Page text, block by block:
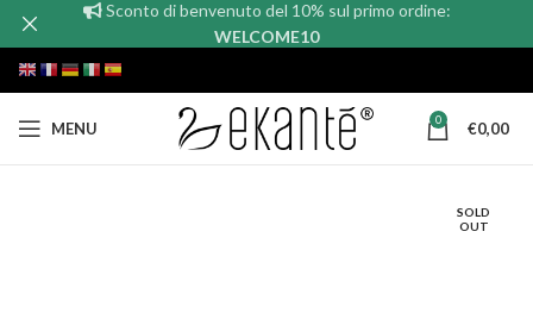
MENU 0 €0,00
SOLD
OUT
Sconto di benvenuto del 10% sul primo ordine:
WELCOME10